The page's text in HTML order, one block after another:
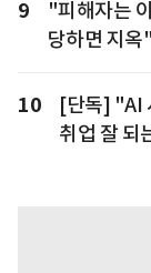
9
"피해자는
당하면 지옥"
10
[단독] "AI
취업 잘 되